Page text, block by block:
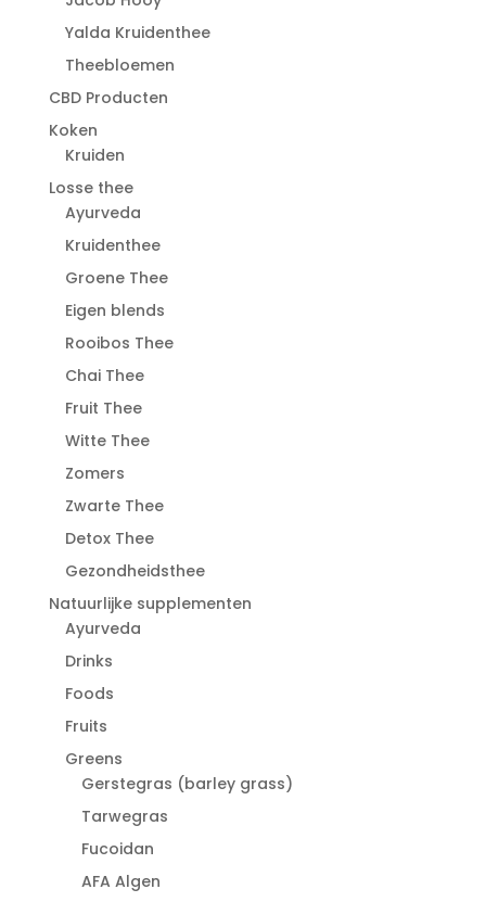
Yalda Kruidenthee
Theebloemen
CBD Producten
Koken
Kruiden
Losse thee
Ayurveda
Kruidenthee
Groene Thee
Eigen blends
Rooibos Thee
Chai Thee
Fruit Thee
Witte Thee
Zomers
Zwarte Thee
Detox Thee
Gezondheidsthee
Natuurlijke supplementen
Ayurveda
Drinks
Foods
Fruits
Greens
Gerstegras (barley grass)
Tarwegras
Fucoidan
AFA Algen